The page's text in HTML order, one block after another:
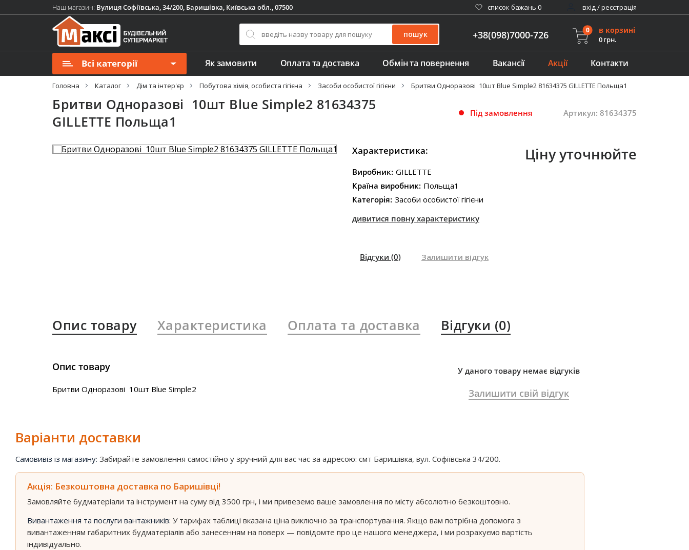
Наш магазин: Вулиця Софіївська, 34/200, Баришівка, Київська обл., 07500 cписок бажань 0 вхід / реєстрація
пошук +38(098)7000-726 0 в корзині
0 грн.
Всі категорії Як замовити Оплата та доставка Обмін та повернення Вакансії Акції Контакти
Головна Каталог Дім та інтер'єр Побутова хімія, особиста гігієна Засоби особистої гігієни Бритви Одноразові 10шт Blue Simple2 81634375 GILLETTE Польща1
Бритви Одноразові 10шт Blue Simple2 81634375
GILLETTE Польща1
Під замовлення Артикул: 81634375
Характеристика:
Виробник: GILLETTE
Країна виробник: Польща1
Категорія: Засоби особистої гігієни
дивитися повну характеристику
Ціну уточнюйте
Відгуки (0) Залишити відгук
Опис товару Характеристика Оплата та доставка Відгуки (0)
Опис товару
Бритви Одноразові 10шт Blue Simple2
У даного товару немає відгуків
Залишити свій відгук
Варіанти доставки
Самовивіз із магазину: Забирайте замовлення самостійно у зручний для вас час за адресою: смт Баришівка, вул. Софіївська 34/200.
Акція: Безкоштовна доставка по Баришівці!
Замовляйте будматеріали та інструмент на суму від 3500 грн, і ми привеземо ваше замовлення по місту абсолютно безкоштовно.
Вивантаження та послуги вантажників: У тарифах таблиці вказана ціна виключно за транспортування. Якщо вам потрібна допомога з
вивантаженням габаритних будматеріалів або занесенням на поверх — повідомте про це нашого менеджера, і ми розрахуємо вартість
індивідуально.